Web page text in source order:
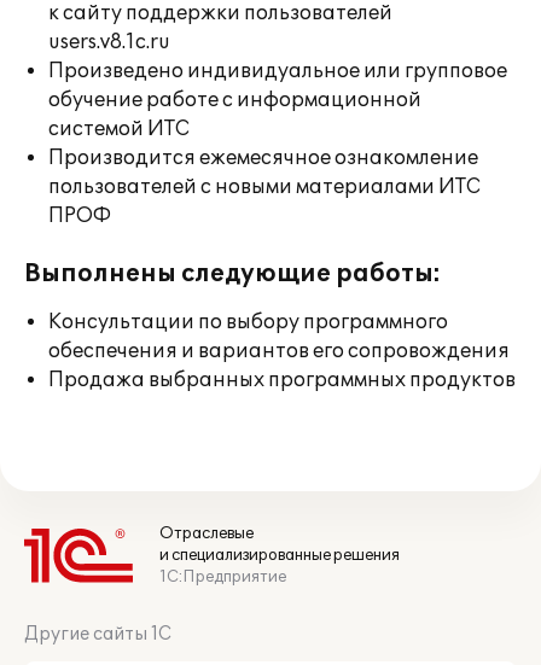
к сайту поддержки пользователей
users.v8.1c.ru
Произведено индивидуальное или групповое
обучение работе с информационной
системой ИТС
Производится ежемесячное ознакомление
пользователей с новыми материалами ИТС
ПРОФ
Выполнены следующие работы:
Консультации по выбору программного
обеспечения и вариантов его сопровождения
Продажа выбранных программных продуктов
Отраслевые
и специализированные решения
1С:Предприятие
Другие сайты 1С